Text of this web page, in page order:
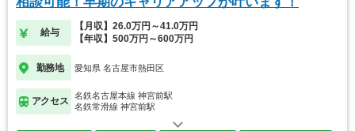
給与
【月収】26.0万円～41.0万円
【年収】500万円～600万円
勤務地 愛知県 名古屋市熱田区
アクセス
名鉄名古屋本線 神宮前駅
名鉄常滑線 神宮前駅